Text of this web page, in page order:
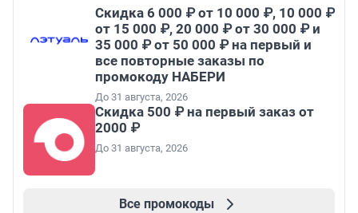
Скидка 6 000 ₽ от 10 000 ₽, 10 000 ₽
от 15 000 ₽, 20 000 ₽ от 30 000 ₽ и
35 000 ₽ от 50 000 ₽ на первый и
все повторные заказы по
промокоду НАБЕРИ
До 31 августа, 2026
Скидка 500 ₽ на первый заказ от
2000 ₽
До 31 августа, 2026
Все промокоды